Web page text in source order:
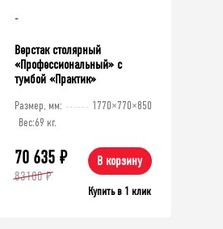
-
Верстак столярный
«Профессиональный» c
тумбой «Практик»
Размер, мм:
1770×770×850
Вес:69 кг.
70 635 ₽
83100 ₽
В корзину
Купить в 1 клик